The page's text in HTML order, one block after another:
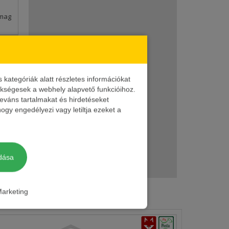
kategóriák alatt részletes információkat
a webhely alapvető funkcióihoz.
tartalmakat és hirdetéseket
engedélyezi vagy letiltja ezeket a